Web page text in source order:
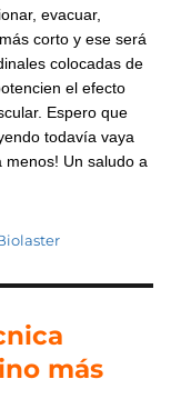
evacuar,
corto y ese será
colocadas de
el efecto
Espero que
todavía vaya
menos! Un saludo a
más